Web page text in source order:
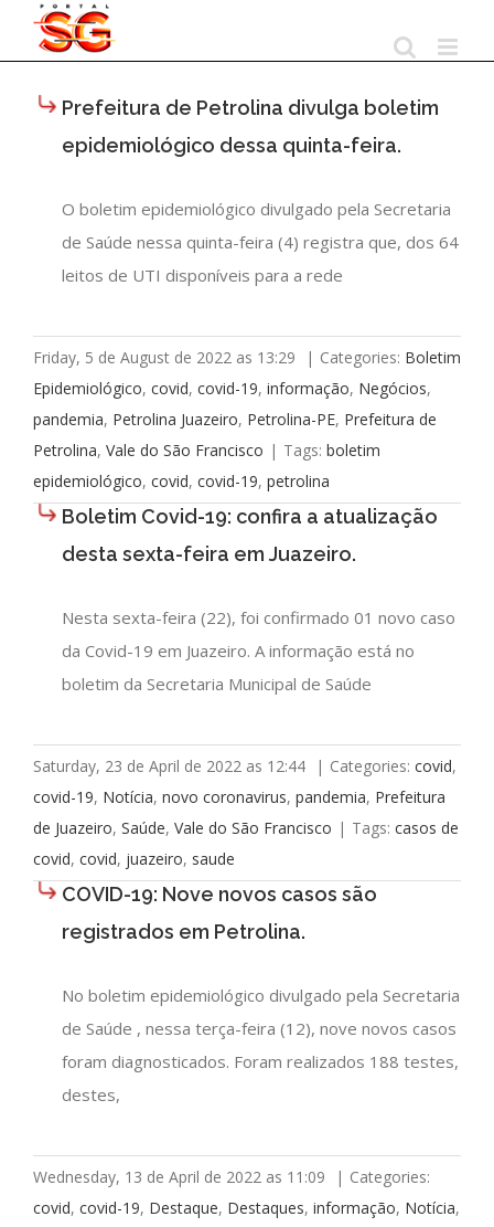
Prefeitura de Petrolina divulga boletim
epidemiológico dessa quinta-feira.
O boletim epidemiológico divulgado pela Secretaria
de Saúde nessa quinta-feira (4) registra que, dos 64
leitos de UTI disponíveis para a rede
Friday, 5 de August de 2022 as 13:29 | Categories: Boletim
Epidemiológico, covid, covid-19, informação, Negócios,
pandemia, Petrolina Juazeiro, Petrolina-PE, Prefeitura de
Petrolina, Vale do São Francisco | Tags: boletim
epidemiológico, covid, covid-19, petrolina
Boletim Covid-19: confira a atualização
desta sexta-feira em Juazeiro.
Nesta sexta-feira (22), foi confirmado 01 novo caso
da Covid-19 em Juazeiro. A informação está no
boletim da Secretaria Municipal de Saúde
Saturday, 23 de April de 2022 as 12:44 | Categories: covid,
covid-19, Notícia, novo coronavirus, pandemia, Prefeitura
de Juazeiro, Saúde, Vale do São Francisco | Tags: casos de
covid, covid, juazeiro, saude
COVID-19: Nove novos casos são
registrados em Petrolina.
No boletim epidemiológico divulgado pela Secretaria
de Saúde , nessa terça-feira (12), nove novos casos
foram diagnosticados. Foram realizados 188 testes,
destes,
Wednesday, 13 de April de 2022 as 11:09 | Categories:
covid, covid-19, Destaque, Destaques, informação, Notícia,